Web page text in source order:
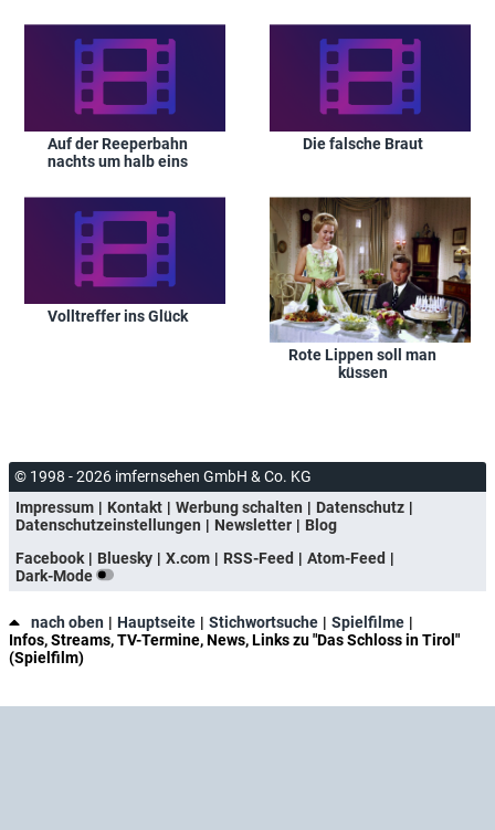
Auf der Reeperbahn
nachts um halb eins
Die falsche Braut
Volltreffer ins Glück
Rote Lippen soll man
küssen
© 1998 - 2026 imfernsehen GmbH & Co. KG
Impressum
Kontakt Werbung schalten
Datenschutz
Datenschutzeinstellungen
Newsletter
Blog
Facebook
Bluesky X.com RSS-Feed
Atom-Feed
Dark-Mode
nach oben Hauptseite Stichwortsuche
Spielfilme
Infos, Streams, TV-Termine, News, Links zu "Das Schloss in Tirol"
(Spielfilm)